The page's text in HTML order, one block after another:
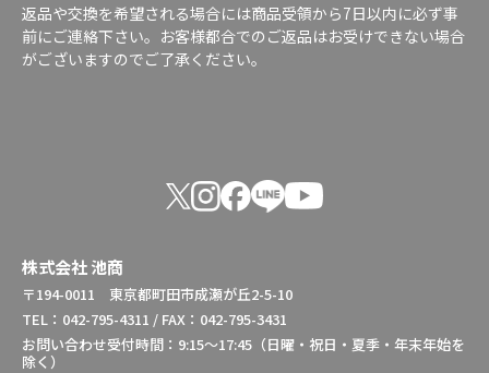
返品や交換を希望される場合には商品受領から7日以内に必ず事
前にご連絡下さい。お客様都合でのご返品はお受けできない場合
がございますのでご了承ください。
株式会社 池商
〒194-0011 東京都町田市成瀬が丘2-5-10
TEL：042-795-4311 / FAX：042-795-3431
お問い合わせ受付時間：9:15～17:45（日曜・祝日・夏季・年末年始を
除く）